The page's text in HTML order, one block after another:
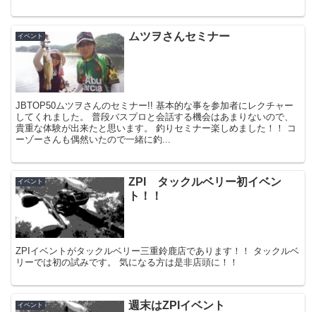
イベント ムツヲさんセミナー
JBTOP50ムツヲさんのセミナー!! 基本的な事を参加者にレクチャー
してくれました。 普段バスプロと会話する機会はあまりないので、
貴重な体験が出来たと思います。 釣りセミナー楽しめました！！ コ
ーゾーさんも偶然いたので一緒に釣...
イベント
ZPI タックルベリー初イベン
ト！！
ZPIイベントがタックルベリー三重鈴鹿店であります！！ タックルベ
リーでは初の試みです。 気になる方は是非店頭に！！
イベント 週末はZPIイベント